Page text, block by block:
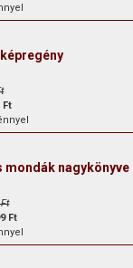
Ft
mondák nagykönyve
Ft